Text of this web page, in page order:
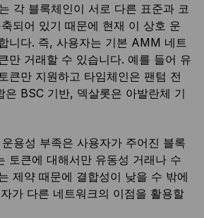
각 블록체인이 서로 다른 표준과 코
되어 있기 때문에 현재 이 상호 운
니다. 즉, 사용자는 기본 AMM 네트
만 거래할 수 있습니다. 예를 들어 유
큰만 지원하고 타임체인은 팬텀 전
은 BSC 기반, 덱살롯은 아발란체 기
용성 부족은 사용자가 주어진 블록
토큰에 대해서만 유동성 거래나 수
제약 때문에 결합성이 낮을 수 밖에
가 다른 네트워크의 이점을 활용할